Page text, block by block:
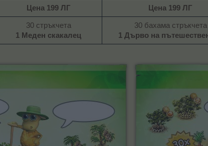
Цена 199 ЛГ Цена 199 ЛГ
30 стръкчета
1 Меден скакалец
30 бахама стръкчета
1 Дърво на